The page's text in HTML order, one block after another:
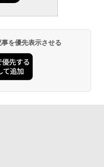
を優先表示させる